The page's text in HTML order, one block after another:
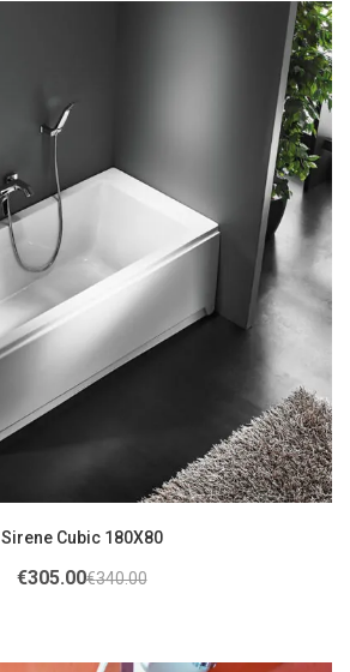
Sirene Cubic 180X80
€340.00
€305.00